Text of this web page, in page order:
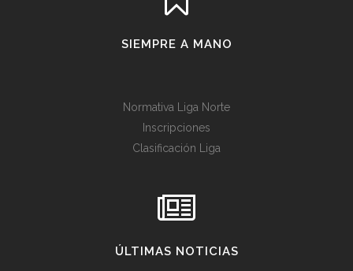
SIEMPRE A MANO
Normativa Liga Norte
Inscripciones
Clasificación Liga
ÚLTIMAS NOTICIAS